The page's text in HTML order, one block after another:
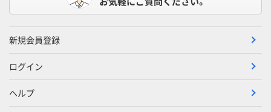
新規会員登録
ログイン
ヘルプ